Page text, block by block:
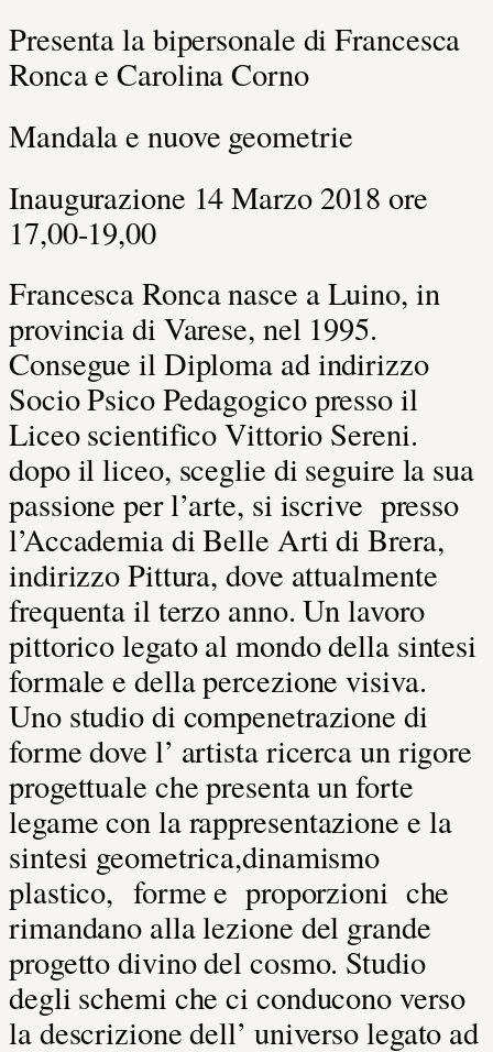
Presenta la bipersonale di Francesca
Ronca e Carolina Corno
Mandala e nuove geometrie
Inaugurazione 14 Marzo 2018 ore
17,00-19,00
Francesca Ronca nasce a Luino, in
provincia di Varese, nel 1995.
Consegue il Diploma ad indirizzo
Socio Psico Pedagogico presso il
Liceo scientifico Vittorio Sereni.
dopo il liceo, sceglie di seguire la sua
passione per l’arte, si iscrive presso
l’Accademia di Belle Arti di Brera,
indirizzo Pittura, dove attualmente
frequenta il terzo anno. Un lavoro
pittorico legato al mondo della sintesi
formale e della percezione visiva.
Uno studio di compenetrazione di
forme dove l’ artista ricerca un rigore
progettuale che presenta un forte
legame con la rappresentazione e la
sintesi geometrica,dinamismo
plastico, forme e proporzioni che
rimandano alla lezione del grande
progetto divino del cosmo. Studio
degli schemi che ci conducono verso
la descrizione dell’ universo legato ad